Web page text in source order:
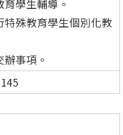
學生輔導。
特殊教育學生個別化教
事項。